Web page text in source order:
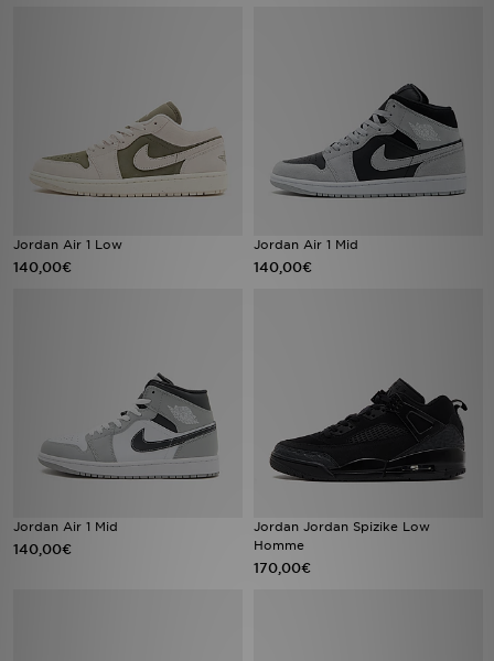
Jordan Air 1 Low
140,00€
Jordan Air 1 Mid
140,00€
Jordan Air 1 Mid
140,00€
Jordan Jordan Spizike Low
Homme
170,00€
Nos Magasins